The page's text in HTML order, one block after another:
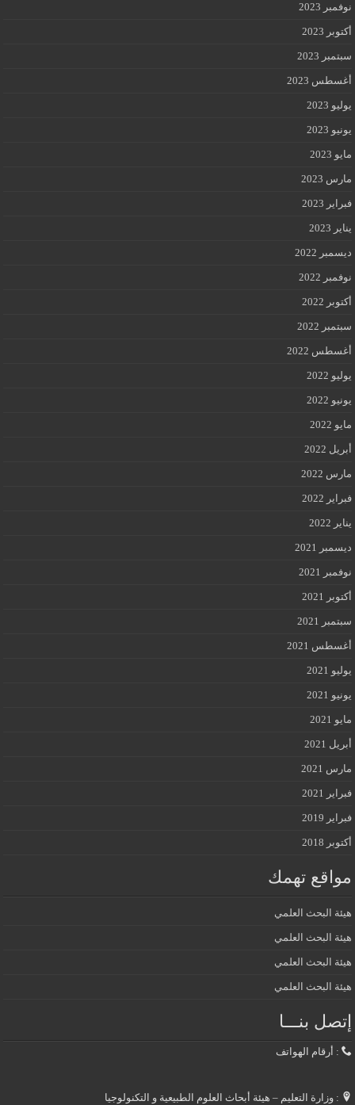
نوفمبر 2023
أكتوبر 2023
سبتمبر 2023
أغسطس 2023
يوليو 2023
يونيو 2023
مايو 2023
مارس 2023
فبراير 2023
يناير 2023
ديسمبر 2022
نوفمبر 2022
أكتوبر 2022
سبتمبر 2022
أغسطس 2022
يوليو 2022
يونيو 2022
مايو 2022
أبريل 2022
مارس 2022
فبراير 2022
يناير 2022
ديسمبر 2021
نوفمبر 2021
أكتوبر 2021
سبتمبر 2021
أغسطس 2021
يوليو 2021
يونيو 2021
مايو 2021
أبريل 2021
مارس 2021
فبراير 2021
فبراير 2019
أكتوبر 2018
مواقع تهمك
هيئة البحث العلمي
هيئة البحث العلمي
هيئة البحث العلمي
هيئة البحث العلمي
إتصل بنـــا
: أرقام الهواتف
: وزارة التعليم – هيئة أبحاث العلوم الطبيعية و التكنولوجيا